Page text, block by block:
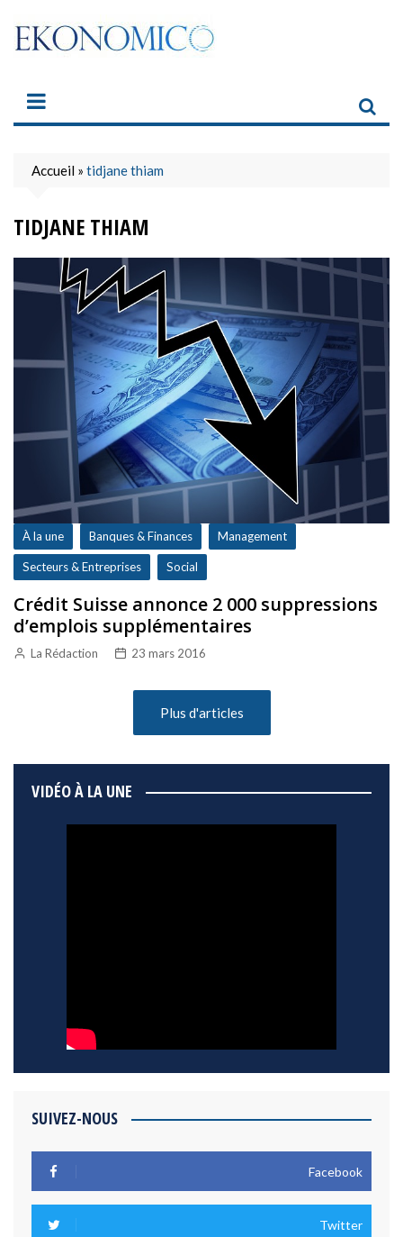
content
Accueil » tidjane thiam
TIDJANE THIAM
À la une Banques & Finances Management
Secteurs & Entreprises Social
Crédit Suisse annonce 2 000 suppressions
d’emplois supplémentaires
La Rédaction 23 mars 2016
Plus d'articles
VIDÉO À LA UNE
SUIVEZ-NOUS
Facebook
Twitter